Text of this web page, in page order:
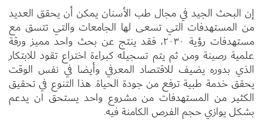
إن البحث الجيد في مجال طب الأسنان يمكن أن يحقق العديد
من المستهدفات التي تسعى لها الجامعات والتي تتسق مع
مستهدفات رؤية ٢٠٣٠، فقد ينتج عن بحث واحد مميز ورقة
علمية رصينة ومن ثم يتم تسجيله كبراءة اختراع تقود للابتكار
الذي بدوره يضيف للاقتصاد المعرفي وأيضا في نفس الوقت
يحقق خدمة طبية ترفع من جودة الحياة. هذا التنوع في تحقيق
الكثير من المستهدفات من مشروع واحد يستحق ان يدعم
بشكل يوازي حجم الفرص الكامنة فيه.